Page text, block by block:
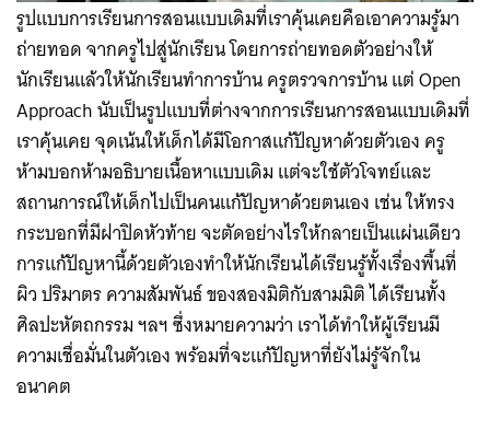
รูปแบบการเรียนการสอนแบบเดิมที่เราคุ้นเคยคือเอาความรู้มา
ถ่ายทอด จากครูไปสู่นักเรียน โดยการถ่ายทอดตัวอย่างให้
นักเรียนแล้วให้นักเรียนทำการบ้าน ครูตรวจการบ้าน แต่ Open
Approach ​นับเป็นรูปแบบที่ต่างจากการเรียนการสอนแบบเดิมที่
เราคุ้นเคย จุดเน้นให้เด็กได้มีโอกาสแก้ปัญหาด้วยตัวเอง ครู
ห้ามบอกห้ามอธิบายเนื้อหาแบบเดิม แต่จะใช้ตัวโจทย์และ
สถานการณ์ให้เด็กไปเป็นคนแก้ปัญหาด้วยตนเอง เช่น ให้ทรง
กระบอกที่มีฝาปิดหัวท้าย จะตัดอย่างไรให้กลายเป็นแผ่นเดียว
การแก้ปัญหานี้ด้วยตัวเองทำให้นักเรียนได้เรียนรู้ทั้งเรื่องพื้นที่
ผิว ปริมาตร ความสัมพันธ์ ของสองมิติกับสามมิติ ได้เรียนทั้ง
ศิลปะหัตถกรรม ฯลฯ ซึ่งหมายความว่า เราได้ทำให้ผู้เรียนมี
ความเชื่อมั่นในตัวเอง พร้อมที่จะแก้ปัญหาที่ยังไม่รู้จักใน
อนาคต